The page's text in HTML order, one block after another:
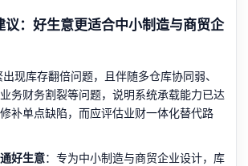
议：好生意更适合中小制造与商贸企
现库存翻倍问题，且伴随多仓库协同弱、
务财务割裂等问题，说明系统承载能力已达
补单点缺陷，而应评估业财一体化替代路
好生意：专为中小制造与商贸企业设计，库